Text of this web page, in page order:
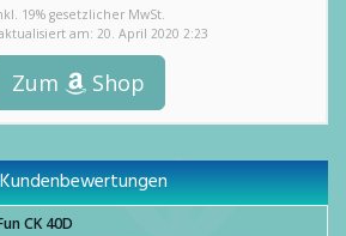
19% gesetzlicher MwSt.
am: 20. April 2020 2:23
Zum Shop
CK 40D